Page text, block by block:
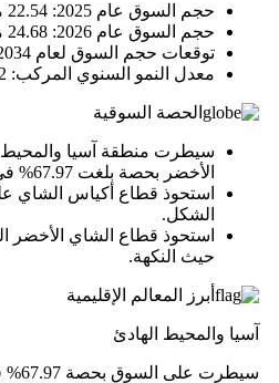
حجم السوق عام 2025: 22.54 مليار دولار أمريكي
حجم السوق عام 2026: 24.68 مليار دولار أمريكي
توقعات حجم السوق لعام 2034: 51.10 مليار دولار أمريكي
معدل النمو السنوي المركب: 9.52% من 2026 إلى 2034
الحصة السوقية
سيطرت منطقة آسيا والمحيط
الأخضر بحصة بلغت 67.97% في عام 2025.
استحوذ قطاع أكياس الشاي
الشكل.
استحوذ قطاع الشاي الأخضر
حيث النكهة.
أبرز المعالم الإقليمية
آسيا والمحيط الهادئ
سيطرت على السوق بحصة 67.97% في عام 2025.